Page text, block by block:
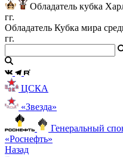
Обладатель кубка
гг.
Обладатель Кубка мира
гг.
ЦСКА
«Звезда»
Генеральный
«Роснефть»
Назад